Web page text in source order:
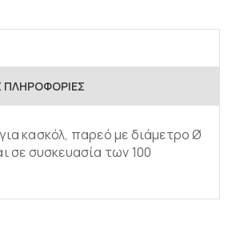
ΠΛΗΡΟΦΟΡΊΕΣ
κασκόλ, παρεό με διάμετρο Ø
σε συσκευασία των 100